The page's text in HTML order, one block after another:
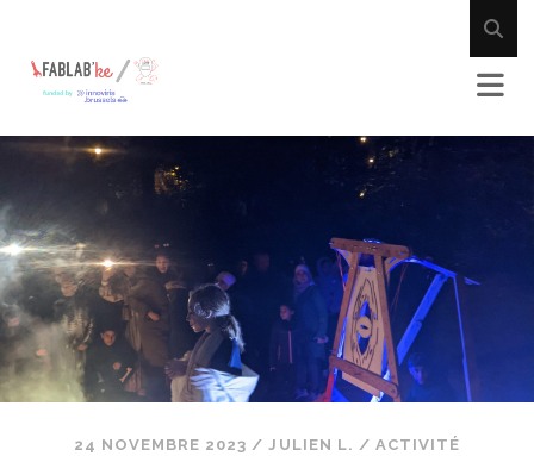
24 NOVEMBRE 2023 /JULIEN L. / ACTIVITÉ